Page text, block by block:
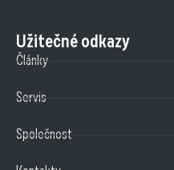
Užitečné odkazy
Články
Servis
Společnost